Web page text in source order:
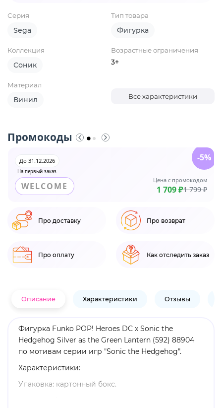
Серия
Sega
Тип товара
Фигурка
Коллекция
Соник
Возрастные ограничения
3+
Материал
Винил Все характеристики
Промокоды
На первый заказ
До 31.12.2026
WELCOME
Цена с промокодом
1 709 ₽1 799 ₽
-5%
Про доставку Про возврат
Про оплату Как отследить заказ
Описание Характеристики Отзывы
Фигурка Funko POP! Heroes DC х Sonic the
Hedgehog Silver as the Green Lantern (592) 88904
по мотивам серии игр "Sonic the Hedgehog".
Характеристики:
Упаковка: картонный бокс.